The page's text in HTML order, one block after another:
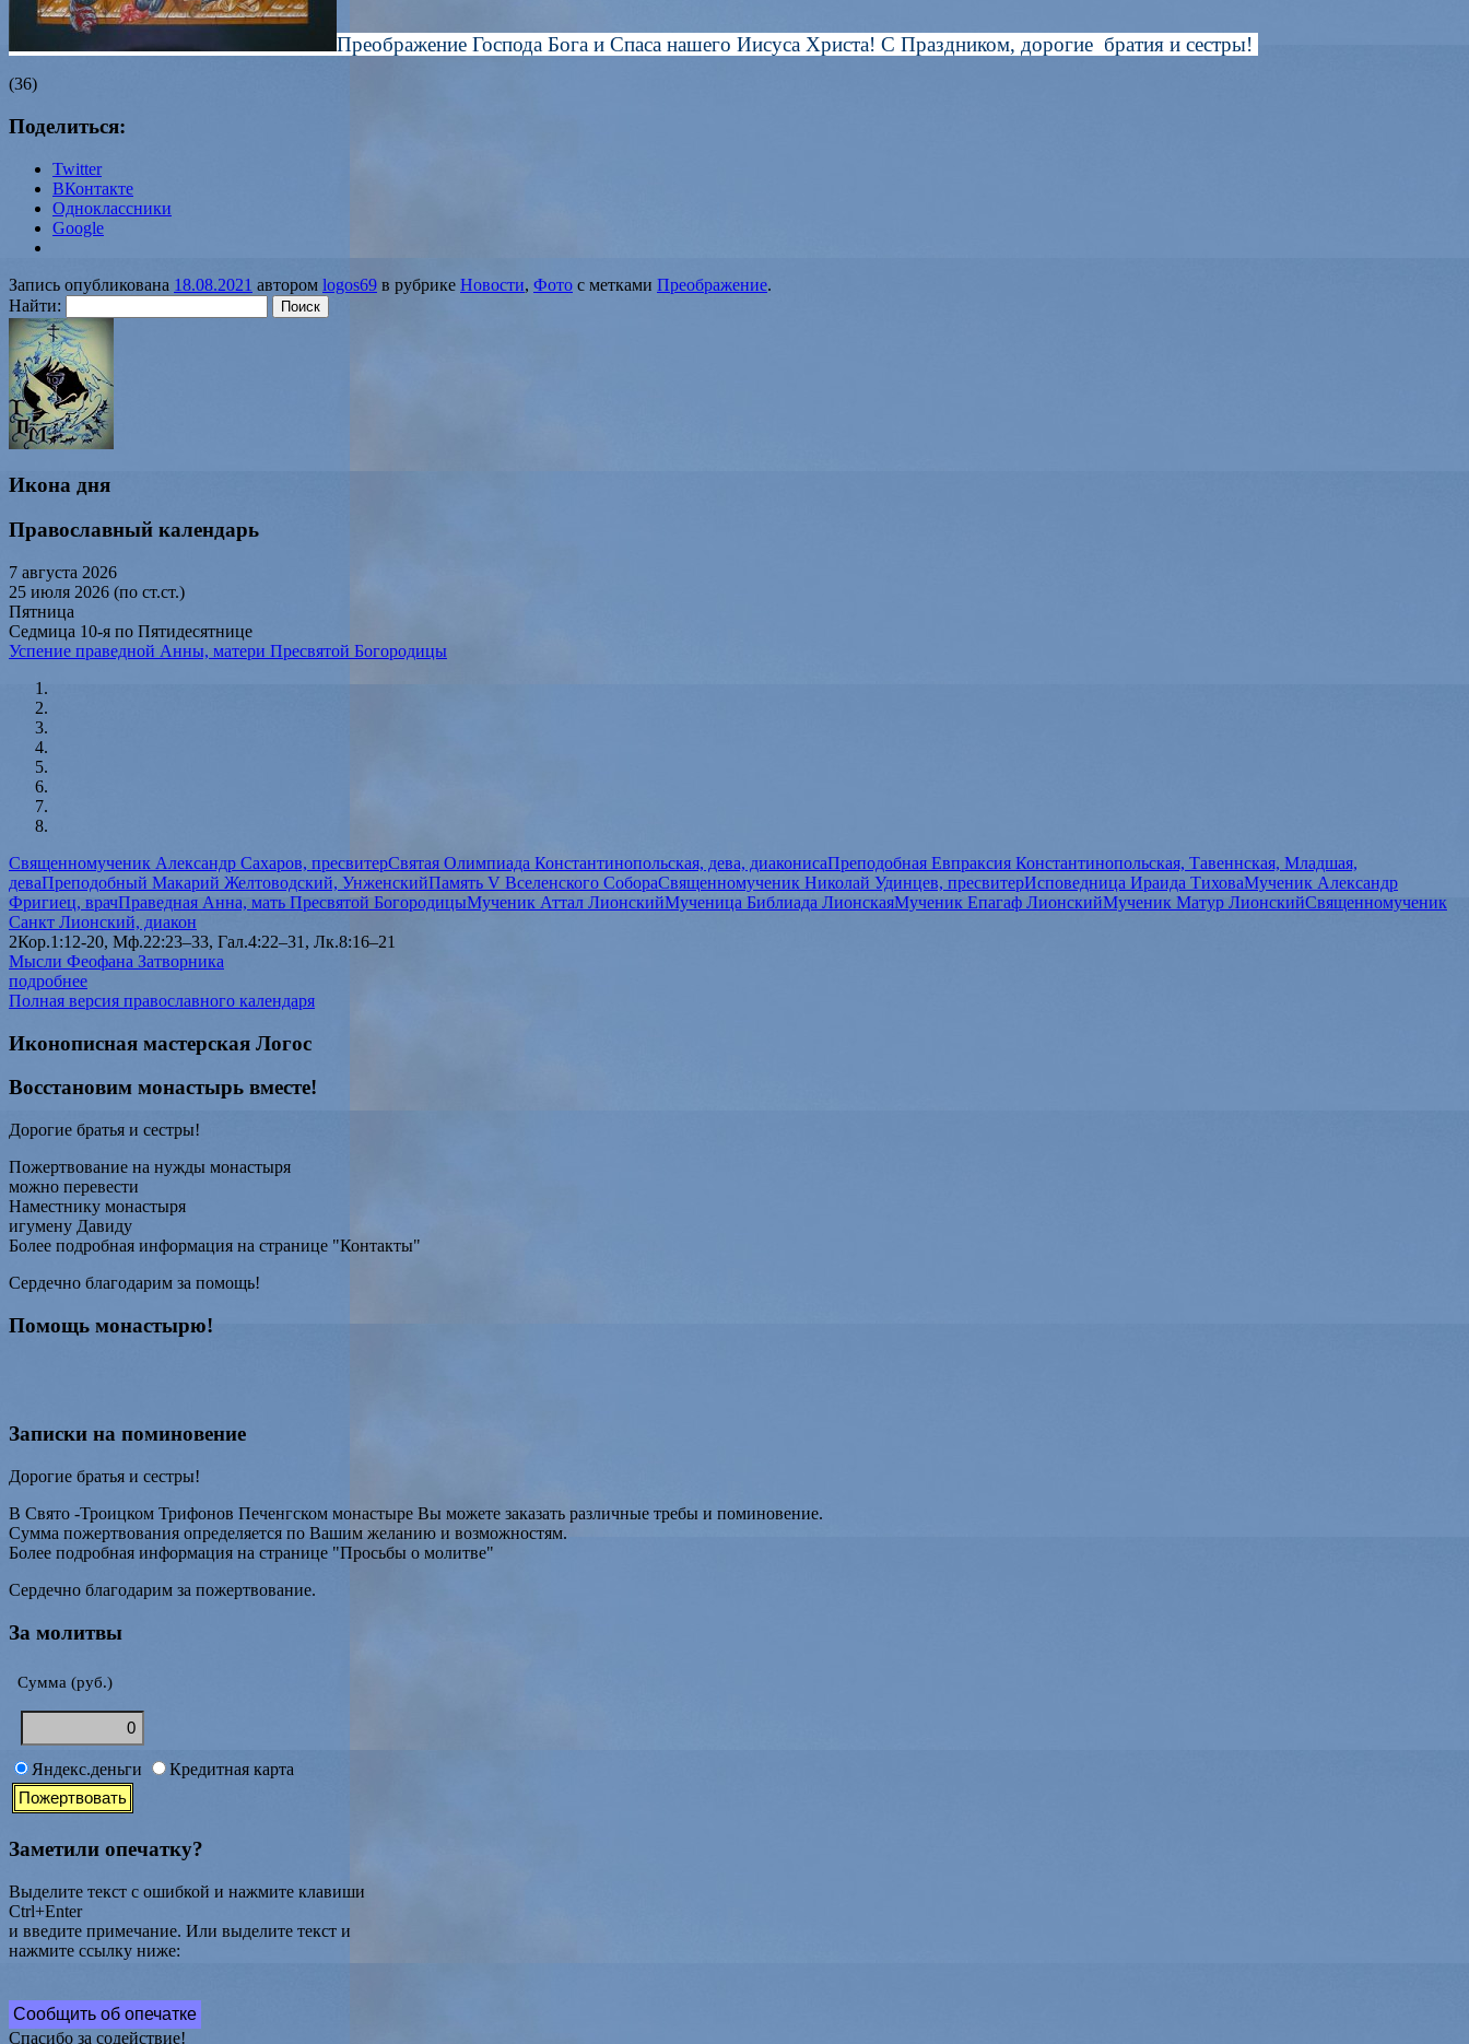
Преображение Господа Бога и Спаса нашего Иисуса Христа! С Праздником, дорогие братия и сестры!
(36)
Поделиться:
Twitter
ВКонтакте
Одноклассники
Google
Запись опубликована 18.08.2021 автором logos69 в рубрике Новости, Фото с метками Преображение.
Найти:
Икона дня
Православный календарь
7 августа 2026
25 июля 2026 (по ст.ст.)
Пятница
Седмица 10-я по Пятидесятнице
Успение праведной Анны, матери Пресвятой Богородицы
Священномученик Александр Сахаров, пресвитерСвятая Олимпиада Константинопольская, дева, диаконисаПреподобная Евпраксия Константинопольская, Тавеннская, Младшая,
деваПреподобный Макарий Желтоводский, УнженскийПамять V Вселенского СобораСвященномученик Николай Удинцев, пресвитерИсповедница Ираида ТиховаМученик Александр
Фригиец, врачПраведная Анна, мать Пресвятой БогородицыМученик Аттал ЛионскийМученица Библиада ЛионскаяМученик Епагаф ЛионскийМученик Матур ЛионскийСвященномученик
Санкт Лионский, диакон
2Кор.1:12-20, Мф.22:23–33, Гал.4:22–31, Лк.8:16–21
Мысли Феофана Затворника
подробнее
Полная версия православного календаря
Иконописная мастерская Логос
Восстановим монастырь вместе!
Дорогие братья и сестры!
Пожертвование на нужды монастыря
можно перевести
Наместнику монастыря
игумену Давиду
Более подробная информация на странице "Контакты"
Сердечно благодарим за помощь!
Помощь монастырю!
Записки на поминовение
Дорогие братья и сестры!
В Свято -Троицком Трифонов Печенгском монастыре Вы можете заказать различные требы и поминовение.
Сумма пожертвования определяется по Вашим желанию и возможностям.
Более подробная информация на странице "Просьбы о молитве"
Сердечно благодарим за пожертвование.
За молитвы
Сумма (руб.)
Яндекс.деньги Кредитная карта
Заметили опечатку?
Выделите текст с ошибкой и нажмите клавиши
Ctrl+Enter
и введите примечание. Или выделите текст и
нажмите ссылку ниже:
Сообщить об опечатке
Спасибо за содействие!